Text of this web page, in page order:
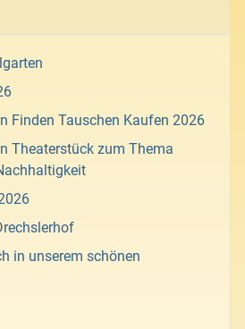
Finden Tauschen Kaufen 2026
Theaterstück zum Thema
in unserem schönen